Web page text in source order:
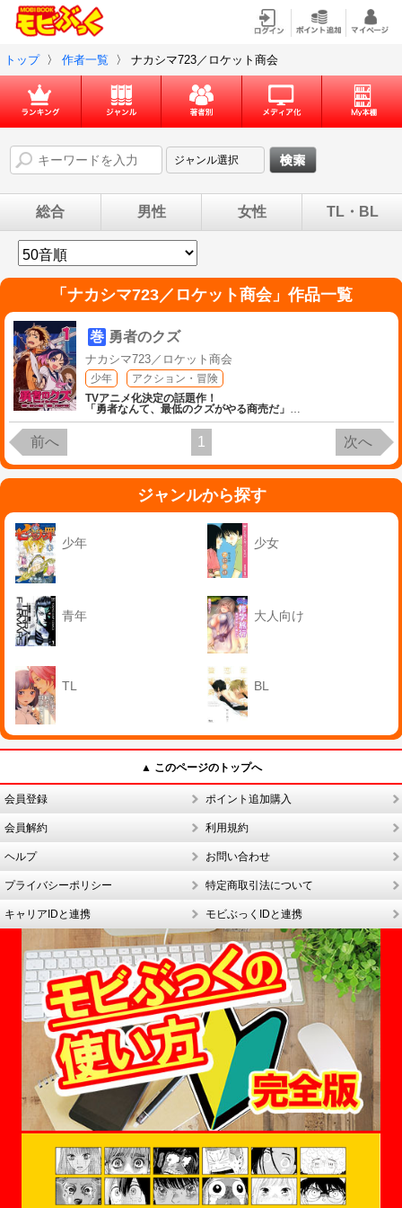
トップ 〉 作者一覧 〉 ナカシマ723／ロケット商会
総合 男性 女性 TL・BL
「 ナカシマ723／ロケット商会」作品一覧
巻 勇者のクズ
ナカシマ723／ロケット商会
少年
アクション・冒険
TVアニメ化決定の話題作！
「勇者なんて、最低のクズがやる商売だ」 …
前へ 1 次へ
ジャンルから探す
少年 少女
青年 大人向け
TL BL
▲ このページのトップへ
会員登録 ポイント追加購入
会員解約 利用規約
ヘルプ お問い合わせ
プライバシーポリシー 特定商取引法について
キャリアIDと連携 モビぶっくIDと連携